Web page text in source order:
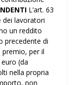
L’art. 63
dei lavoratori
un reddito
precedente di
per il
(da
nella propria
non